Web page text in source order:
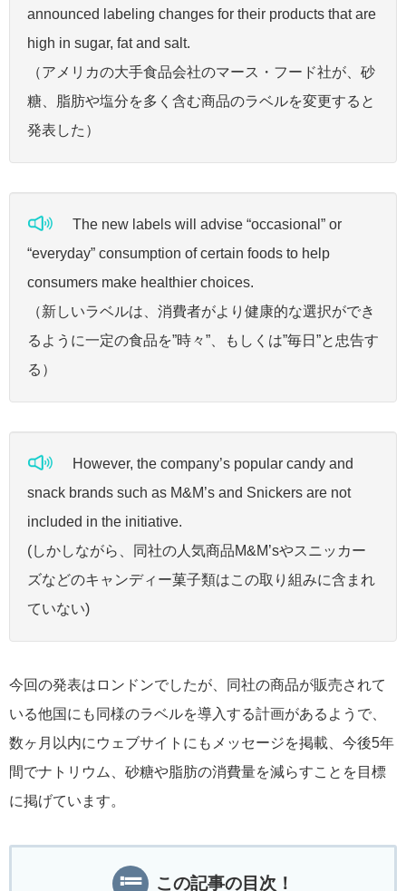
announced labeling changes for their products that are
high in sugar, fat and salt.
（アメリカの大手食品会社のマース・フード社が、砂
糖、脂肪や塩分を多く含む商品のラベルを変更すると
発表した）
The new labels will advise “occasional” or
“everyday” consumption of certain foods to help
consumers make healthier choices.
（新しいラベルは、消費者がより健康的な選択ができ
るように一定の食品を”時々”、もしくは”毎日”と忠告す
る）
However, the company’s popular candy and
snack brands such as M&M’s and Snickers are not
included in the initiative.
(しかしながら、同社の人気商品M&M’sやスニッカー
ズなどのキャンディー菓子類はこの取り組みに含まれ
ていない)
今回の発表はロンドンでしたが、同社の商品が販売されて
いる他国にも同様のラベルを導入する計画があるようで、
数ヶ月以内にウェブサイトにもメッセージを掲載、今後5年
間でナトリウム、砂糖や脂肪の消費量を減らすことを目標
に掲げています。
この記事の目次！